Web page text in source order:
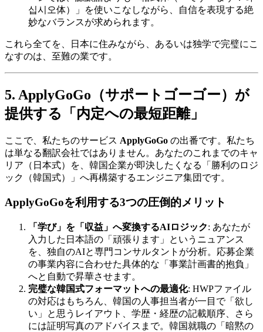
십시오体）」を使いこなしながら、自信を表現する絶
妙なバランスが求められます。
これら全てを、日本に住みながら、あるいは独学で完璧にこ
なすのは、至難の業です。
5. ApplyGoGo（サポートゴーゴー）が
提供する「内定への最短距離」
ここで、私たちのサービス ​ ApplyGoGo の出番です。私たち
は単なる翻訳会社ではありません。あなたのこれまでのキャ
リア（日本式）を、韓国企業が即決したくなる「勝利のロジ
ック（韓国式）」へ再構築するエンジニア集団です。
ApplyGoGoを利用する3つの圧倒的メリット
「学び」を「収益」へ変換するAIロジック: あなたが
入力した日本語の「頑張ります」というニュアンス
を、独自のAIと専門コンサルタントが分析。応募企業
の事業内容に合わせた具体的な「事業計画書的抱負」
へと自動で昇華させます。
完璧な韓国式フォーマットへの最適化: HWPファイル
の対応はもちろん、韓国の人事担当者が一目で「欲し
い」と思うレイアウト、学歴・経歴の記載順序、さら
には証明写真のアドバイスまで。韓国就職の「暗黙の